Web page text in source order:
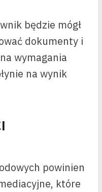
będzie mógł
dokumenty i
wymagania
na wynik
powinien
które